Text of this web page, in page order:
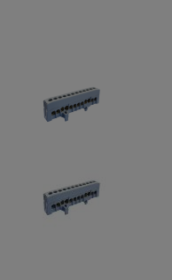
the
end
gallery